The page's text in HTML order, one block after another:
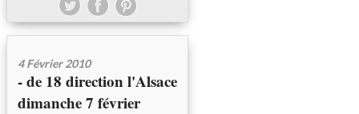
4 Février 2010
- de 18 direction l'Alsace
dimanche 7 février